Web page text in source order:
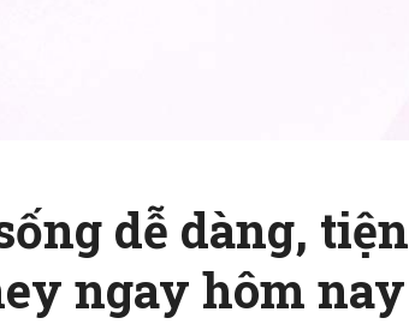
dễ dàng, tiện
ngay hôm nay